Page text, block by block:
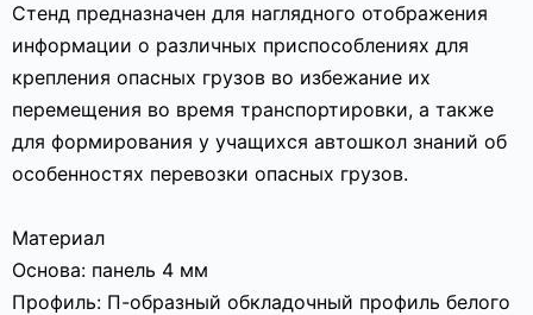
Стенд предназначен для наглядного отображения
информации о различных приспособлениях для
крепления опасных грузов во избежание их
перемещения во время транспортировки, а также
для формирования у учащихся автошкол знаний об
особенностях перевозки опасных грузов.
Материал
Основа: панель 4 мм
Профиль: П-образный обкладочный профиль белого